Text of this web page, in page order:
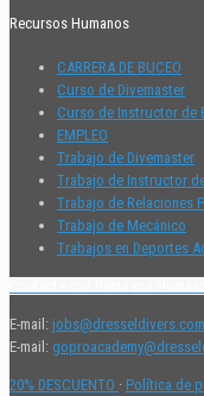
Recursos Humanos
CARRERA DE BUCEO
Curso de Divemaster
Curso de Instructor de
EMPLEO
Trabajo de Divemaster
Trabajo de Instructor
Trabajo de Relaciones
Trabajo de Mecánico
Trabajos en Deportes
E-mail: jobs@dresseldivers.com
E-mail:
20% DESCUENTO · Política de